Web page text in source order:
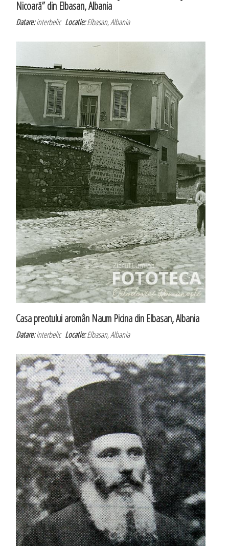
Nicoară” din Elbasan, Albania
Datare:interbelicLocatie:Elbasan, Albania
Casa preotului aromân Naum Picina din Elbasan, Albania
Datare:interbelicLocatie:Elbasan, Albania